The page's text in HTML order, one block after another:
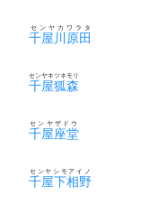
千屋川原田
センヤカワラタ
千屋狐森
センヤキツネモリ
千屋座堂
センヤザドウ
千屋下相野
センヤシモアイノ